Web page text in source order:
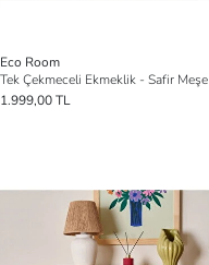
Eco Room
1.999,00 TL